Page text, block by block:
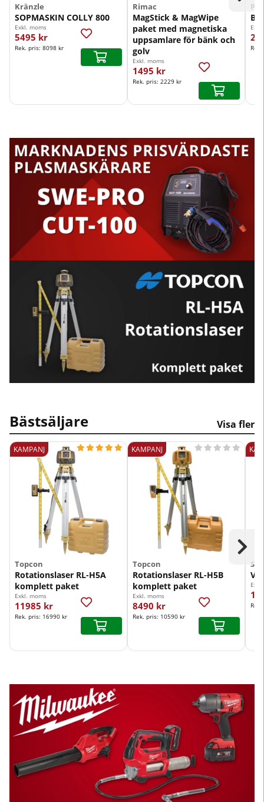
Kränzle
SOPMASKIN COLLY 800
Exkl. moms
5495 kr
Rek. pris: 8098 kr
Rimac
MagStick & MagWipe
paket med magnetiska
uppsamlare för bänk och
golv
Exkl. moms
1495 kr
Rek. pris: 2229 kr
Bästsäljare Visa fler
KAMPANJ
Topcon
Rotationslaser RL-H5A
komplett paket
    
Exkl. moms
11985 kr
Rek. pris: 16990 kr
KAMPANJ
Topcon
Rotationslaser RL-H5B
komplett paket
    
Exkl. moms
8490 kr
Rek. pris: 10590 kr